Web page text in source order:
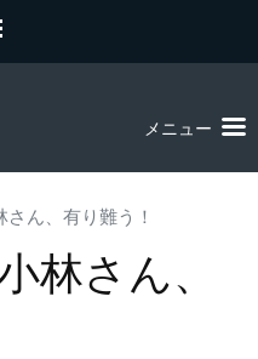
メニュー
ん、有り難う！
林さん、